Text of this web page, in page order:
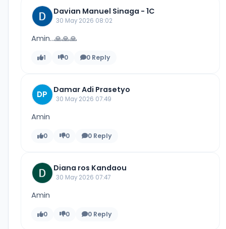
Davian Manuel Sinaga - 1C
30 May 2026 08:02
Amin...🙏🙏🙏
1 0 0 Reply
DP Damar Adi Prasetyo
30 May 2026 07:49
Amin
0 0 0 Reply
Diana ros Kandaou
30 May 2026 07:47
Amin
0 0 0 Reply